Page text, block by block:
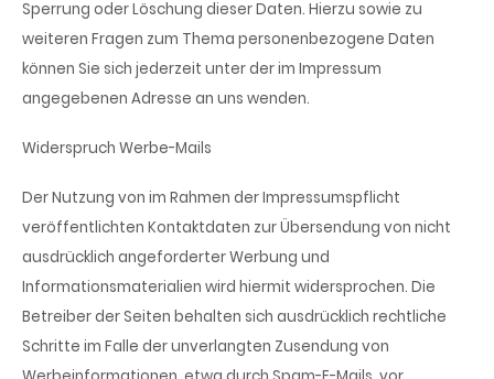
Sperrung oder Löschung dieser Daten. Hierzu sowie zu
weiteren Fragen zum Thema personenbezogene Daten
können Sie sich jederzeit unter der im Impressum
angegebenen Adresse an uns wenden.
Widerspruch Werbe-Mails
Der Nutzung von im Rahmen der Impressumspflicht
veröffentlichten Kontaktdaten zur Übersendung von nicht
ausdrücklich angeforderter Werbung und
Informationsmaterialien wird hiermit widersprochen. Die
Betreiber der Seiten behalten sich ausdrücklich rechtliche
Schritte im Falle der unverlangten Zusendung von